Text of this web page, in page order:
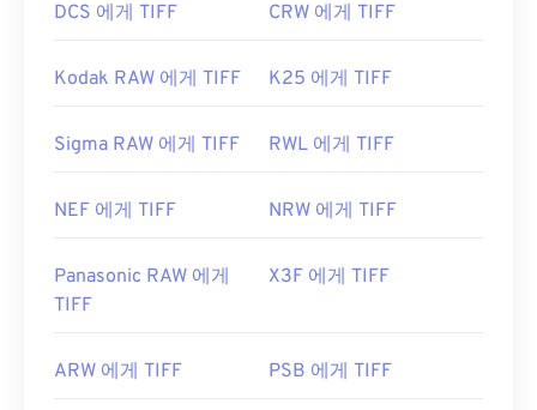
DCS 에게 TIFF CRW 에게 TIFF
Kodak RAW 에게 TIFF K25 에게 TIFF
Sigma RAW 에게 TIFF RWL 에게 TIFF
NEF 에게 TIFF NRW 에게 TIFF
Panasonic RAW 에게
TIFF
X3F 에게 TIFF
ARW 에게 TIFF PSB 에게 TIFF